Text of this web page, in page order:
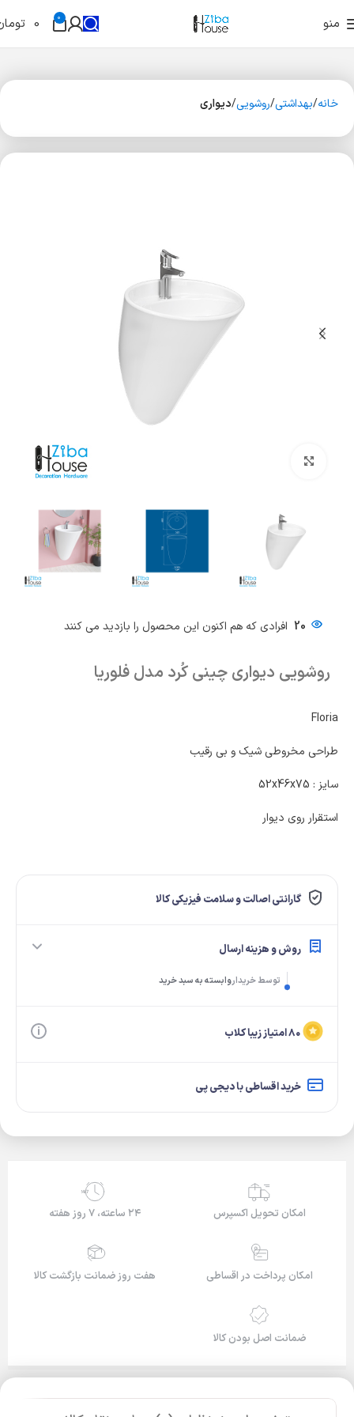
منو 0
0
خانه بهداشتی روشویی دیواری
20 افرادی که هم اکنون این محصول را بازدید می کنند
روشویی دیواری چینی کُرد مدل فلوریا
Floria
طراحی مخروطی شیک و بی رقیب
سایز : 52x46x75
استقرار روی دیوار
گارانتی اصالت و سلامت فیزیکی کالا
روش و هزینه ارسال
توسط خریداروابسته به سبد خرید
۸۰ امتیاز زیبا کلاب
خرید اقساطی با دیجی پی
امکان تحویل اکسپرس
24/7
۲۴ ساعته، ۷ روز هفته
امکان پرداخت در اقساطی هفت روز ضمانت بازگشت کالا
ضمانت اصل بودن کالا